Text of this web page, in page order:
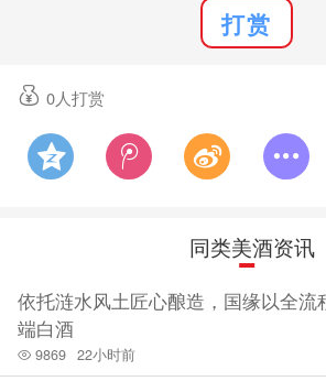
打赏
0人打赏
同类美酒资讯
依托涟水风土匠心酿造，国缘以全流
端白酒
9869 22小时前